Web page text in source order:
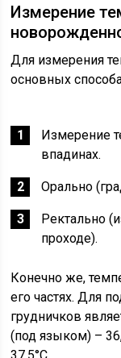
Измерение
Для измерения
основных
Измерение
впадинах.
Орально
Ректально
проходе).
Конечно же,
его частях. Для
грудничков
(под языком) –